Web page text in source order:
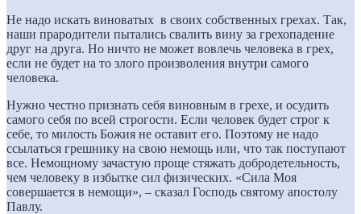
Не надо искать виноватых в своих собственных грехах. Так,
наши прародители пытались свалить вину за грехопадение
друг на друга. Но ничто не может вовлечь человека в грех,
если не будет на то злого произволения внутри самого
человека.
Нужно честно признать себя виновным в грехе, и осудить
самого себя по всей строгости. Если человек будет строг к
себе, то милость Божия не оставит его. Поэтому не надо
ссылаться грешнику на свою немощь или, что так поступают
все. Немощному зачастую проще стяжать добродетельность,
чем человеку в избытке сил физических. «Сила Моя
совершается в немощи», – сказал Господь святому апостолу
Павлу.